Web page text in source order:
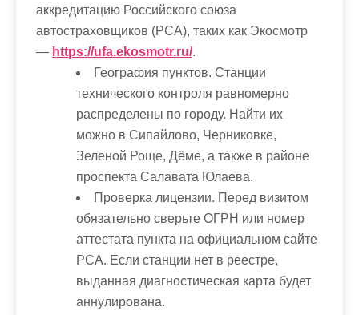
аккредитацию Российского союза
автостраховщиков (РСА), таких как Экосмотр
— https://ufa.ekosmotr.ru/.
География пунктов. Станции
технического контроля равномерно
распределены по городу. Найти их
можно в Сипайлово, Черниковке,
Зеленой Роще, Дёме, а также в районе
проспекта Салавата Юлаева.
Проверка лицензии. Перед визитом
обязательно сверьте ОГРН или номер
аттестата пункта на официальном сайте
РСА. Если станции нет в реестре,
выданная диагностическая карта будет
аннулирована.